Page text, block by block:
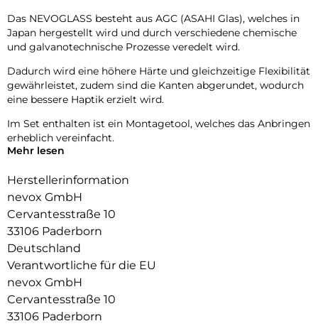
Das NEVOGLASS besteht aus AGC (ASAHI Glas), welches in
Japan hergestellt wird und durch verschiedene chemische
und galvanotechnische Prozesse veredelt wird.
Dadurch wird eine höhere Härte und gleichzeitige Flexibilität
gewährleistet, zudem sind die Kanten abgerundet, wodurch
eine bessere Haptik erzielt wird.
Im Set enthalten ist ein Montagetool, welches das Anbringen
erheblich vereinfacht.
Eckenradius – 2.5D
Material Art Crystal Klar
Mehr lesen
Herstellerinformation
nevox GmbH
Cervantesstraße 10
33106 Paderborn
Deutschland
Verantwortliche für die EU
nevox GmbH
Cervantesstraße 10
33106 Paderborn